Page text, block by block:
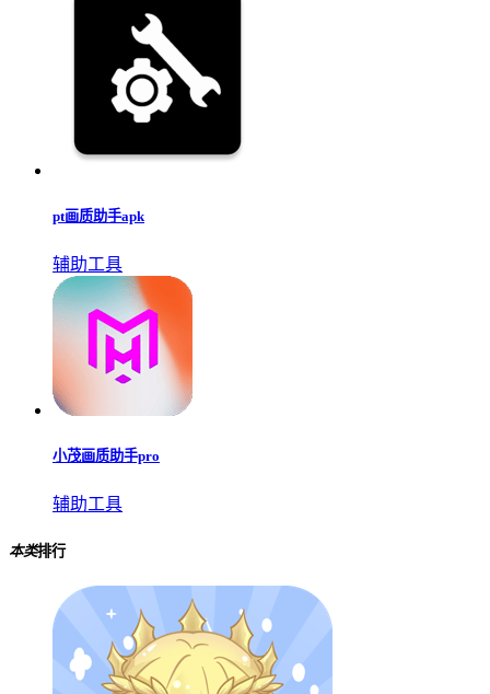
pt画质助手apk
辅助工具
小茂画质助手pro
辅助工具
本类排行